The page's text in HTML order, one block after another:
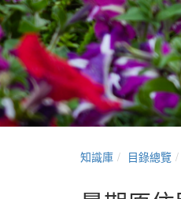
知識庫 目錄總覽